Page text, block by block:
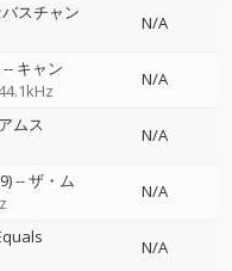
スチャン
N/A
-- キャン
N/A
ムス
N/A
--ザ・ム
N/A
N/A